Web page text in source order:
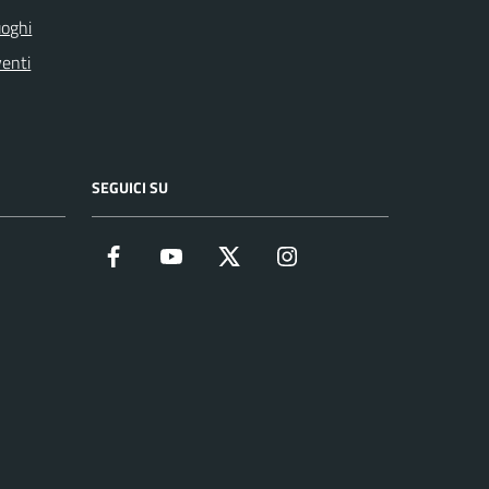
SEGUICI SU
Facebook YouTube Twitter